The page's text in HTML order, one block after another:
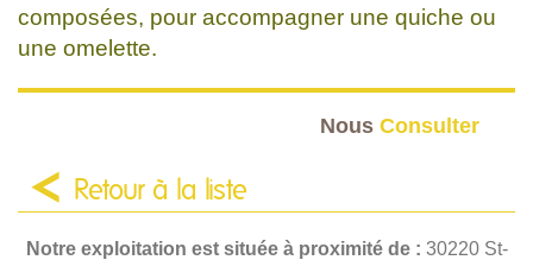
composées, pour accompagner une quiche ou
une omelette.
Nous Consulter
Retour à la liste
Notre exploitation est située à proximité de : 30220 St-